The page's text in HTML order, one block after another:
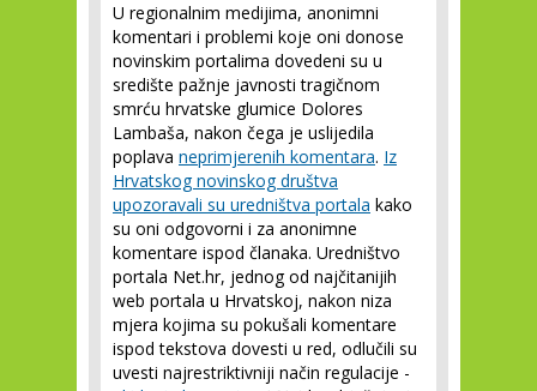
U regionalnim medijima, anonimni
komentari i problemi koje oni donose
novinskim portalima dovedeni su u
središte pažnje javnosti tragičnom
smrću hrvatske glumice Dolores
Lambaša, nakon čega je uslijedila
poplava neprimjerenih komentara. Iz
Hrvatskog novinskog društva
upozoravali su uredništva portala kako
su oni odgovorni i za anonimne
komentare ispod članaka. Uredništvo
portala Net.hr, jednog od najčitanijih
web portala u Hrvatskoj, nakon niza
mjera kojima su pokušali komentare
ispod tekstova dovesti u red, odlučili su
uvesti najrestriktivniji način regulacije -